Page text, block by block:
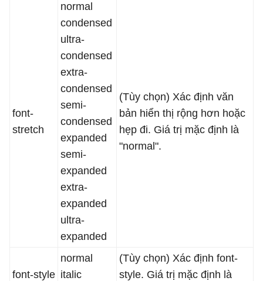
font-
stretch
normal
condensed
ultra-
condensed
extra-
condensed
semi-
condensed
expanded
semi-
expanded
extra-
expanded
ultra-
expanded
(Tùy chọn) Xác định văn
bản hiển thị rộng hơn hoặc
hẹp đi. Giá trị mặc định là
"normal".
font-style
normal
italic
(Tùy chọn) Xác định font-
style. Giá trị mặc định là